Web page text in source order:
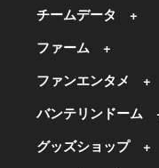
チームデータ
ファーム
ファンエンタメ
バンテリンドーム
グッズショップ